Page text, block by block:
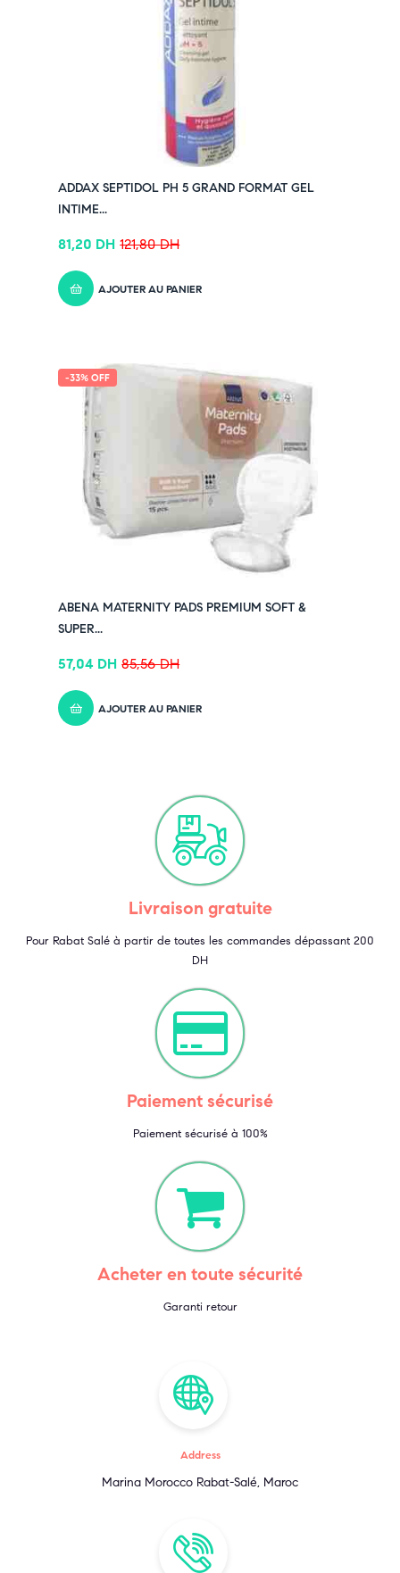
ADDAX SEPTIDOL PH 5 GRAND FORMAT GEL
INTIME...
121,80DH
81,20 DH
AJOUTER AU PANIER
-33% OFF
ABENA MATERNITY PADS PREMIUM SOFT &
SUPER...
85,56DH
57,04 DH
AJOUTER AU PANIER
Livraison gratuite
Pour Rabat Salé à partir de toutes les commandes dépassant 200
DH
Paiement sécurisé
Paiement sécurisé à 100%
Acheter en toute sécurité
Garanti retour
Address
Marina Morocco Rabat-Salé, Maroc